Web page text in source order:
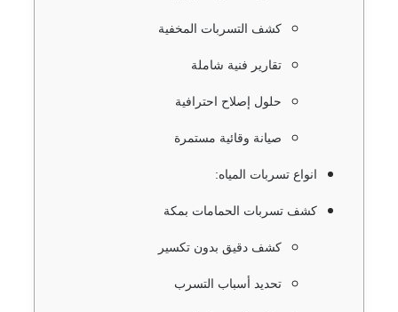
كشف التسربات المخفية
تقارير فنية شاملة
حلول إصلاح احترافية
صيانة وقائية مستمرة
انواع تسربات المياه:
كشف تسربات الحمامات بمكة
كشف دقيق بدون تكسير
تحديد أسباب التسرب